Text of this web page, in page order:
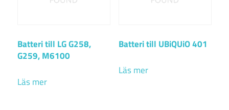
Batteri till LG G258,
G259, M6100
Läs mer
Batteri till UBiQUiO 401
Läs mer